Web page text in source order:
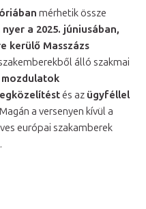
mérhetik össze
a 2025. júniusában,
kerülő Masszázs
álló szakmai
és az ügyféllel
a versenyen kívül a
európai szakamberek